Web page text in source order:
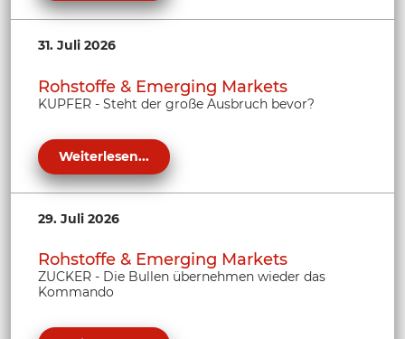
31. Juli 2026
Rohstoffe & Emerging Markets
KUPFER - Steht der große Ausbruch bevor?
Weiterlesen...
29. Juli 2026
Rohstoffe & Emerging Markets
ZUCKER - Die Bullen übernehmen wieder das
Kommando